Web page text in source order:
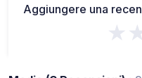
Aggiungere una